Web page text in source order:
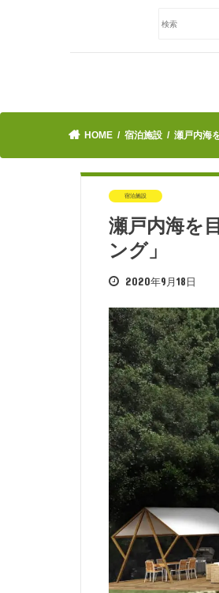
HOME 宿泊施設 瀬戸内海
宿泊施設
瀬戸内海を
ング」
2020年9月18日